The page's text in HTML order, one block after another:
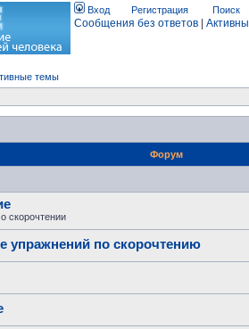
Вход Регистрация Поиск
Сообщения без ответов
темы
Форум
скорочтении
упражнений по скорочтению